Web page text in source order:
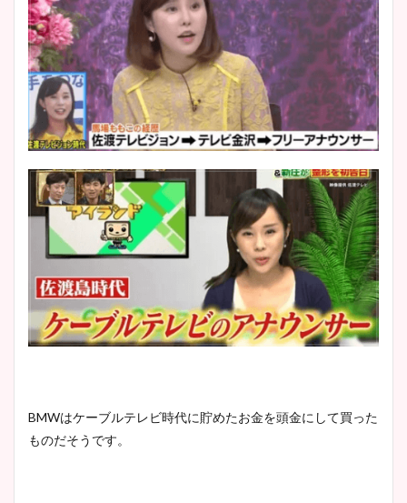
BMWはケーブルテレビ時代に貯めたお金を頭金にして買った
ものだそうです。